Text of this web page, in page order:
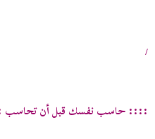
/
:::: حاسب نفسك قبل أن